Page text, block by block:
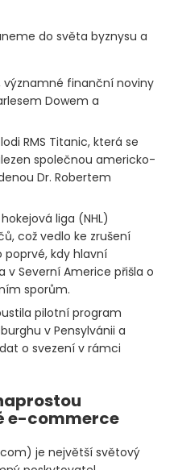
do světa byznysu a
významné finanční noviny
Dowem a
RMS Titanic, která se
společnou americko-
Dr. Robertem
liga (NHL)
což vedlo ke zrušení
poprvé, kdy hlavní
v Severní Americe přišla o
sporům.
pilotní program
v Pensylvánii a
o svezení v rámci
e-commerce
je největší světový